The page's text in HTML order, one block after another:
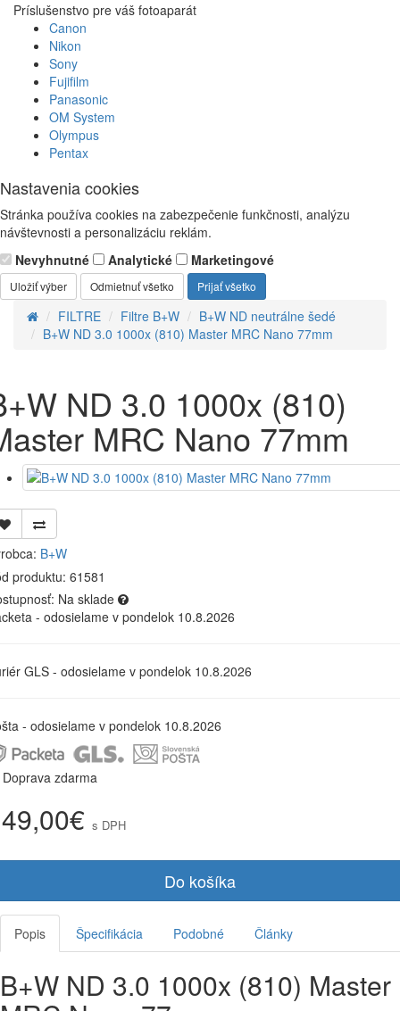
Príslušenstvo pre váš fotoaparát
Canon
Nikon
Sony
Fujifilm
Panasonic
OM System
Olympus
Pentax
Nastavenia cookies
Stránka používa cookies na zabezpečenie funkčnosti, analýzu
návštevnosti a personalizáciu reklám.
Nevyhnutné
Analytické Marketingové
Uložiť výber Odmietnuť všetko Prijať všetko
FILTRE Filtre B+W
B+W ND neutrálne šedé
B+W ND 3.0 1000x (810) Master MRC Nano 77mm
ND 3.0 1000x (810)
MRC Nano 77mm
B+W
produktu: 61581
Na sklade
- odosielame v pondelok 10.8.2026
GLS - odosielame v pondelok 10.8.2026
- odosielame v pondelok 10.8.2026
Doprava zdarma
s DPH
Do košíka
Popis Špecifikácia Podobné Články
B+W ND 3.0 1000x (810) Master